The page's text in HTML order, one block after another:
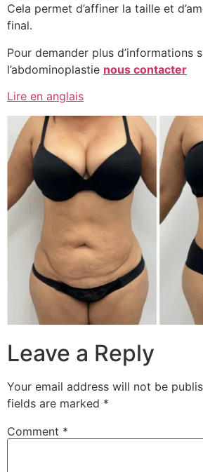
Cela permet d’affiner la taille et
final.
Pour demander plus d’informations
l’abdominoplastie nous contacter
Lire en anglais
Leave a Reply
Your email address will not be
fields are marked *
Comment *